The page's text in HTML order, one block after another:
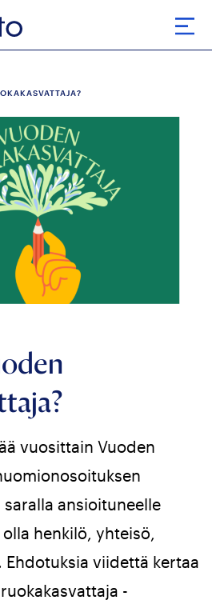
vuosittain Vuoden
ansioituneelle
henkilö, yhteisö,
viidettä kertaa
-